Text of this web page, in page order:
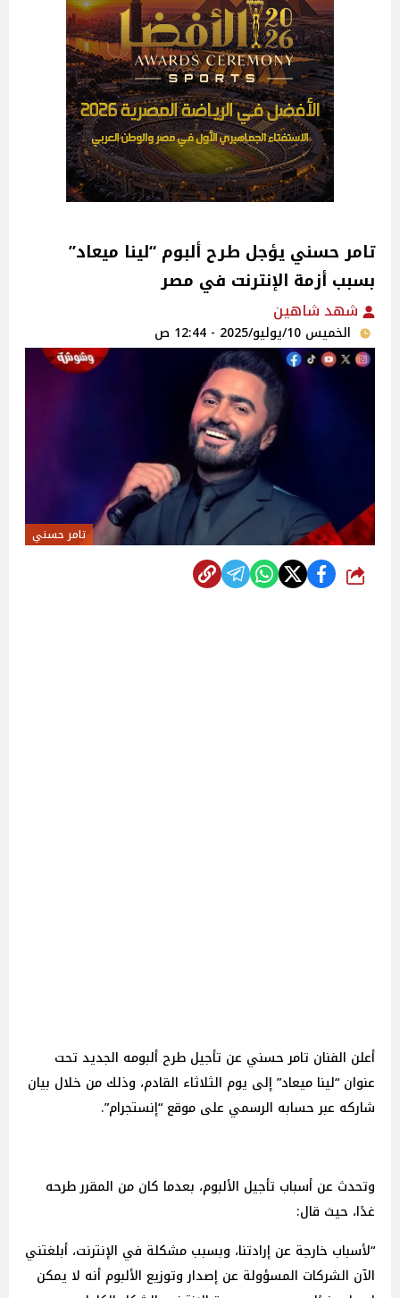
تامر حسني يؤجل طرح ألبوم “لينا ميعاد”
بسبب أزمة الإنترنت في مصر
شهد شاهين
الخميس 10/يوليو/2025 - 12:44 ص
تامر حسني
شارك
أعلن الفنان تامر حسني عن تأجيل طرح ألبومه الجديد تحت
عنوان “لينا ميعاد” إلى يوم الثلاثاء القادم، وذلك من خلال بيان
شاركه عبر حسابه الرسمي على موقع “إنستجرام”.
وتحدث عن أسباب تأجيل الألبوم، بعدما كان من المقرر طرحه
غدًا، حيث قال:
“لأسباب خارجة عن إرادتنا، وبسبب مشكلة في الإنترنت، أبلغتني
الآن الشركات المسؤولة عن إصدار وتوزيع الألبوم أنه لا يمكن